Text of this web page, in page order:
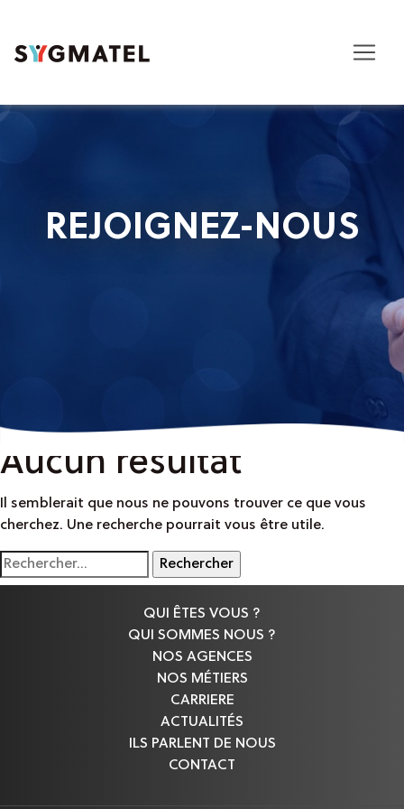
REJOIGNEZ-NOUS
Aucun résultat
Il semblerait que nous ne pouvons trouver ce que vous
cherchez. Une recherche pourrait vous être utile.
Rechercher :
QUI ÊTES VOUS ?
QUI SOMMES NOUS ?
NOS AGENCES
NOS MÉTIERS
CARRIERE
ACTUALITÉS
ILS PARLENT DE NOUS
CONTACT